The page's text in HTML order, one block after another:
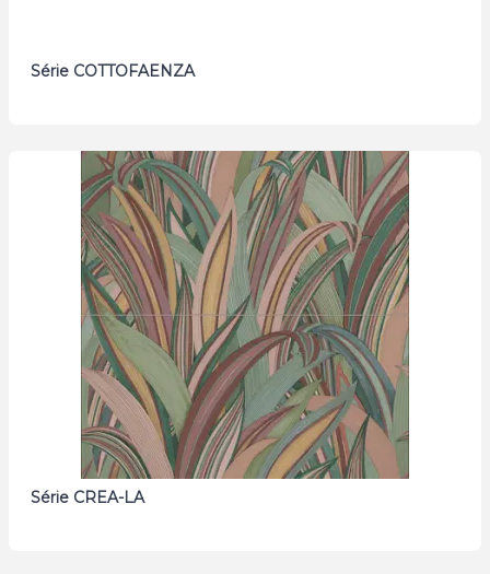
Série COTTOFAENZA
Série CREA-LA